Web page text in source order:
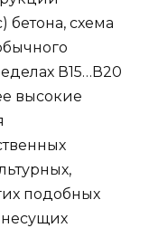
бетона, схема
В15…В20
высокие
подобных
несущих